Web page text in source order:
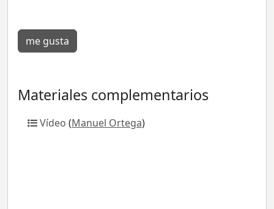
me gusta
Materiales complementarios
Vídeo (Manuel Ortega)